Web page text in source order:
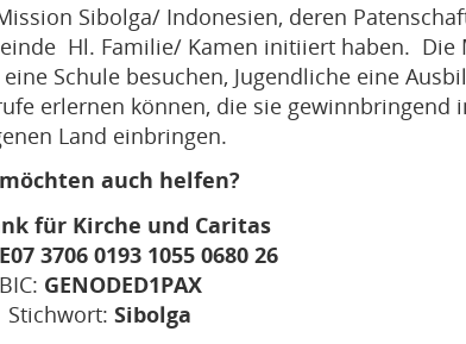
Sibolga/ Indonesien, deren
Hl. Familie/ Kamen initiiert haben. Die
Schule besuchen, Jugendliche eine
erlernen können, die sie gewinnbringend
Land einbringen.
auch helfen?
für Kirche und Caritas
3706 0193 1055 0680 26
BIC: GENODED1PAX
Stichwort: Sibolga